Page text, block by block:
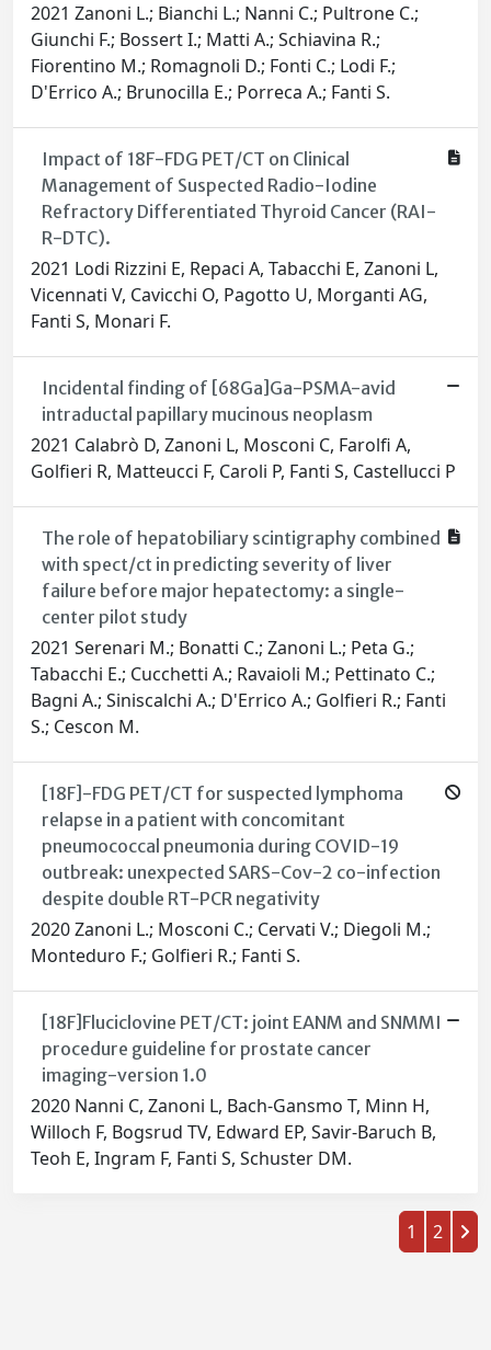
2021 Zanoni L.; Bianchi L.; Nanni C.; Pultrone C.;
Giunchi F.; Bossert I.; Matti A.; Schiavina R.;
Fiorentino M.; Romagnoli D.; Fonti C.; Lodi F.;
D'Errico A.; Brunocilla E.; Porreca A.; Fanti S.
Impact of 18F-FDG PET/CT on Clinical
Management of Suspected Radio-Iodine
Refractory Differentiated Thyroid Cancer (RAI-
R-DTC).
2021 Lodi Rizzini E, Repaci A, Tabacchi E, Zanoni L,
Vicennati V, Cavicchi O, Pagotto U, Morganti AG,
Fanti S, Monari F.
Incidental finding of [68Ga]Ga-PSMA-avid
intraductal papillary mucinous neoplasm
2021 Calabrò D, Zanoni L, Mosconi C, Farolfi A,
Golfieri R, Matteucci F, Caroli P, Fanti S, Castellucci P
The role of hepatobiliary scintigraphy combined
with spect/ct in predicting severity of liver
failure before major hepatectomy: a single-
center pilot study
2021 Serenari M.; Bonatti C.; Zanoni L.; Peta G.;
Tabacchi E.; Cucchetti A.; Ravaioli M.; Pettinato C.;
Bagni A.; Siniscalchi A.; D'Errico A.; Golfieri R.; Fanti
S.; Cescon M.
[18F]-FDG PET/CT for suspected lymphoma
relapse in a patient with concomitant
pneumococcal pneumonia during COVID-19
outbreak: unexpected SARS-Cov-2 co-infection
despite double RT-PCR negativity
2020 Zanoni L.; Mosconi C.; Cervati V.; Diegoli M.;
Monteduro F.; Golfieri R.; Fanti S.
[18F]Fluciclovine PET/CT: joint EANM and SNMMI
procedure guideline for prostate cancer
imaging-version 1.0
2020 Nanni C, Zanoni L, Bach-Gansmo T, Minn H,
Willoch F, Bogsrud TV, Edward EP, Savir-Baruch B,
Teoh E, Ingram F, Fanti S, Schuster DM.
1 2